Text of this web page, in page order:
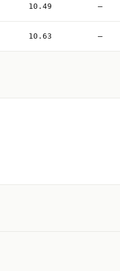
10.49 —
10.63 —